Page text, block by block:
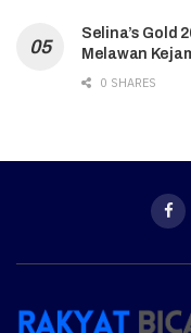
Selina’s Gold
Melawan
0 SHARES